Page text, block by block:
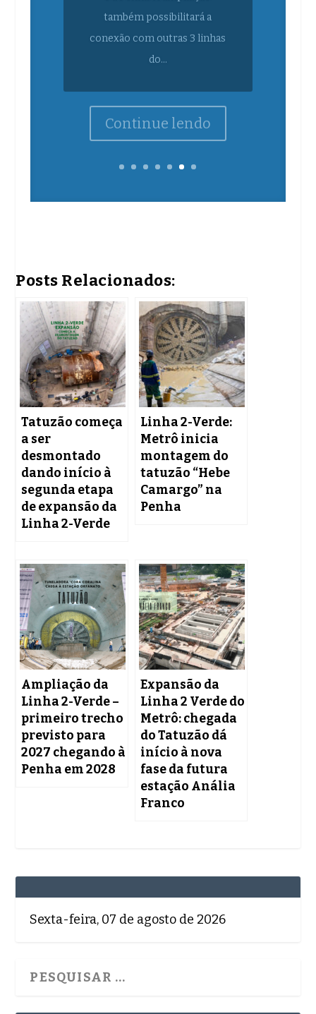
conexão com outras 3 linhas
do...
Posts Relacionados:
Tatuzão começa
a ser
desmontado
dando início à
segunda etapa
de expansão da
Linha 2-Verde
Linha 2-Verde:
Metrô inicia
montagem do
tatuzão “Hebe
Camargo” na
Penha
Ampliação da
Linha 2-Verde –
primeiro trecho
previsto para
2027 chegando à
Penha em 2028
Expansão da
Linha 2 Verde do
Metrô: chegada
do Tatuzão dá
início à nova
fase da futura
estação Anália
Franco
Sexta-feira, 07 de agosto de 2026